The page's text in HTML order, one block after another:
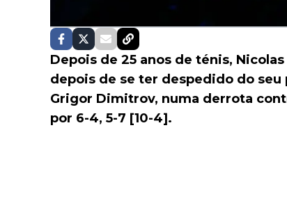
Depois de 25 anos de ténis,
depois de se ter despedido do seu
Grigor Dimitrov, numa derrota
por 6-4, 5-7 [10-4].